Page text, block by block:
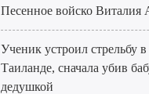
Песенное войско Виталия
Ученик устроил стрельбу
Таиланде, сначала убив
дедушкой